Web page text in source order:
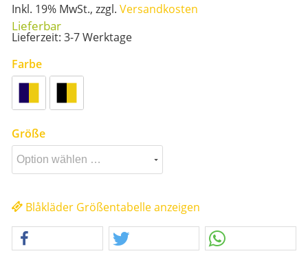
Inkl. 19% MwSt.,zzgl.Versandkosten
Lieferzeit: 3-7 Werktage
Farbe
Größe
Blåkläder Größentabelle anzeigen